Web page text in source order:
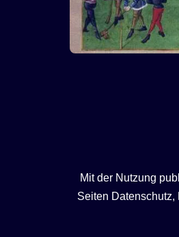
Mit der Nutzung
Seiten